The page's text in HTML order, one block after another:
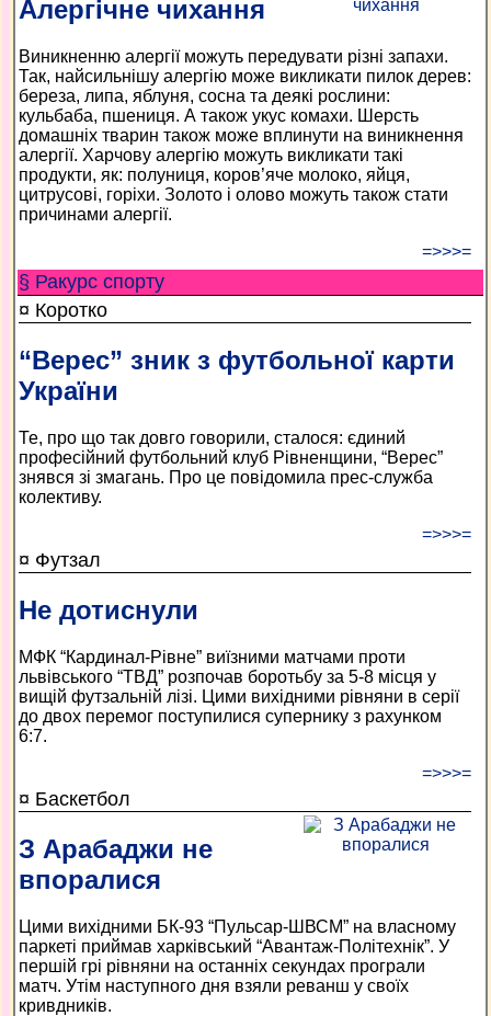
Алергічне чихання
Виникненню алергії можуть передувати різні запахи.
Так, найсильнішу алергію може викликати пилок дерев:
береза, липа, яблуня, сосна та деякі рослини:
кульбаба, пшениця. А також укус комахи. Шерсть
домашніх тварин також може вплинути на виникнення
алергії. Харчову алергію можуть викликати такі
продукти, як: полуниця, коров’яче молоко, яйця,
цитрусові, горіхи. Золото і олово можуть також стати
причинами алергії.
=>>>=
§ Ракурс спорту
¤ Коротко
“Верес” зник з футбольної карти
України
Те, про що так довго говорили, сталося: єдиний
професійний футбольний клуб Рівненщини, “Верес”
знявся зі змагань. Про це повідомила прес-служба
колективу.
=>>>=
¤ Футзал
Не дотиснули
МФК “Кардинал-Рівне” виїзними матчами проти
львівського “ТВД” розпочав боротьбу за 5-8 місця у
вищій футзальній лізі. Цими вихідними рівняни в серії
до двох перемог поступилися супернику з рахунком
6:7.
=>>>=
¤ Баскетбол
З Арабаджи не
впоралися
Цими вихідними БК-93 “Пульсар-ШВСМ” на власному
паркеті приймав харківський “Авантаж-Політехнік”. У
першій грі рівняни на останніх секундах програли
матч. Утім наступного дня взяли реванш у своїх
кривдників.